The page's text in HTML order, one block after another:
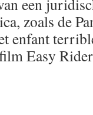
een
zoals de
enfant
Easy